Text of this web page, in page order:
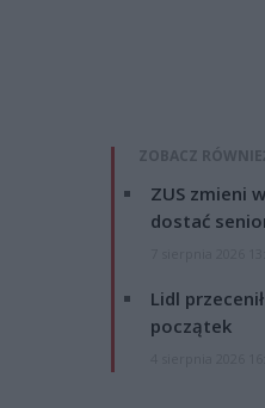
ZOBACZ
ZUS zmieni
dostać
Lidl
początek